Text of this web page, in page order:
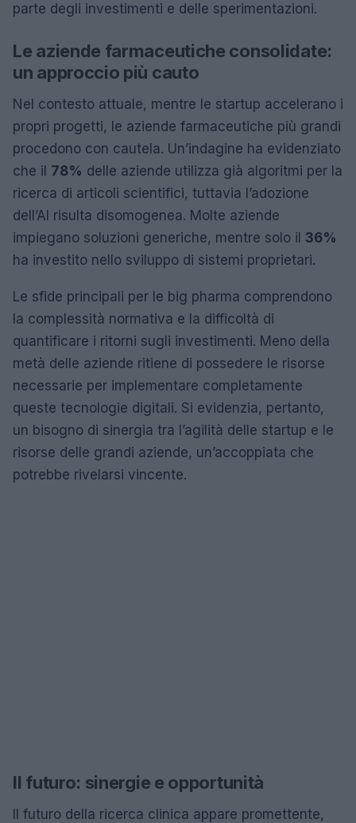
parte degli investimenti e delle sperimentazioni.
Le aziende farmaceutiche consolidate:
un approccio più cauto
Nel contesto attuale, mentre le startup accelerano i
propri progetti, le aziende farmaceutiche più grandi
procedono con cautela. Un’indagine ha evidenziato
che il 78% delle aziende utilizza già algoritmi per la
ricerca di articoli scientifici, tuttavia l’adozione
dell’AI risulta disomogenea. Molte aziende
impiegano soluzioni generiche, mentre solo il 36%
ha investito nello sviluppo di sistemi proprietari.
Le sfide principali per le big pharma comprendono
la complessità normativa e la difficoltà di
quantificare i ritorni sugli investimenti. Meno della
metà delle aziende ritiene di possedere le risorse
necessarie per implementare completamente
queste tecnologie digitali. Si evidenzia, pertanto,
un bisogno di sinergia tra l’agilità delle startup e le
risorse delle grandi aziende, un’accoppiata che
potrebbe rivelarsi vincente.
Il futuro: sinergie e opportunità
Il futuro della ricerca clinica appare promettente,